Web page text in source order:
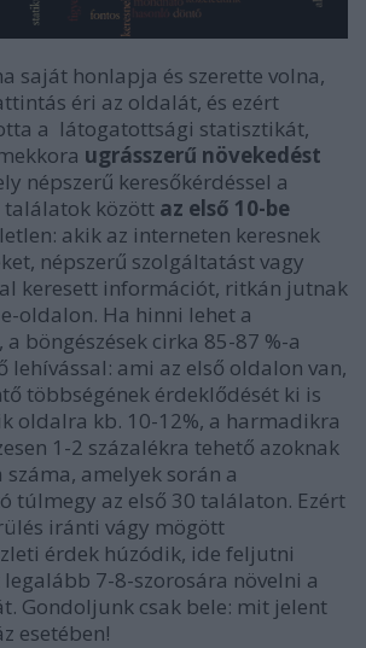
saját honlapja és szerette volna,
éri az oldalát, és ezért
a látogatottsági statisztikát,
ugrásszerű növekedést
népszerű keresőkérdéssel a
találatok között az első 10-be
akik az interneten keresnek
népszerű szolgáltatást vagy
keresett információt, ritkán jutnak
oldalon. Ha hinni lehet a
böngészések cirka 85-87 %-a
lehívással: ami az első oldalon van,
többségének érdeklődését ki is
oldalra kb. 10-12%, a harmadikra
1-2 százalékra tehető azoknak
száma, amelyek során a
túlmegy az első 30 találaton. Ezért
iránti vágy mögött
érdek húzódik, ide feljutni
7-8-szorosára növelni a
Gondoljunk csak bele: mit jelent
esetében!